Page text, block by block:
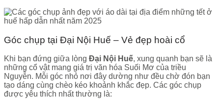
Góc chụp tại Đại Nội Huế – Vẻ đẹp hoài cổ
Khi bạn đứng giữa lòng Đại Nội Huế, xung quanh bạn sẽ là
những cổ vật mang giá trị văn hóa Suối Mơ của triều
Nguyễn. Mỗi góc nhỏ nơi đây dường như đều chờ đón bạn
tạo dáng cùng chèo kéo khoảnh khắc đẹp. Các góc chụp
được yêu thích nhất thường là: